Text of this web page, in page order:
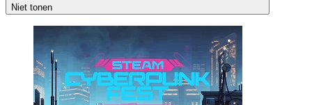
Niet tonen